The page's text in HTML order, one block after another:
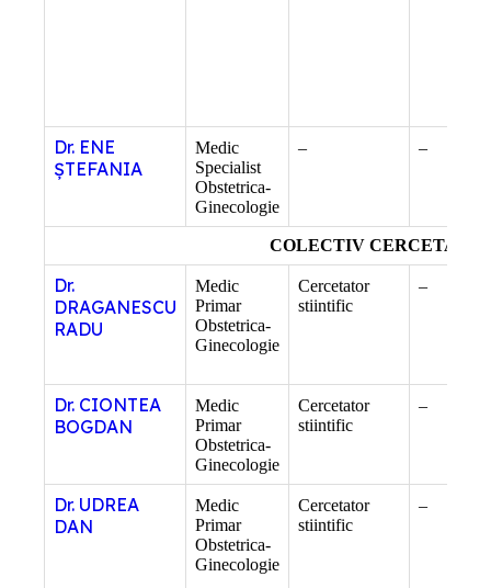
Dr. ENE
ȘTEFANIA
Medic
Specialist
Obstetrica-
Ginecologie
– –
COLECTIV CERCETARE
Dr.
DRAGANESCU
RADU
Medic
Primar
Obstetrica-
Ginecologie
Cercetator
stiintific
–
Dr. CIONTEA
BOGDAN
Medic
Primar
Obstetrica-
Ginecologie
Cercetator
stiintific
–
Dr. UDREA
DAN
Medic
Primar
Obstetrica-
Ginecologie
Cercetator
stiintific
–